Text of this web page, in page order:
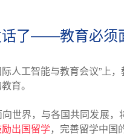
了——教育必须
人工智能与教育会议”上
育。
世界，与各国共同发展
出国留学，完善留学中国